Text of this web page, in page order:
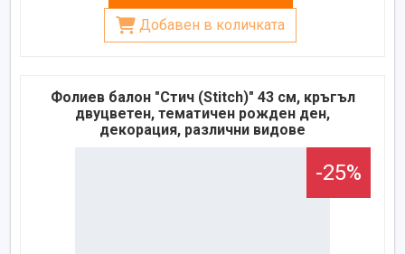
Добавен в количката
Фолиев балон "Стич (Stitch)" 43 см, кръгъл
двуцветен, тематичен рожден ден,
декорация, различни видове
-25%